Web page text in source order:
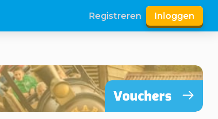
Registreren Inloggen
Vouchers